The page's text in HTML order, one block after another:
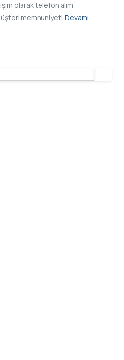
olarak telefon alım
memnuniyeti Devamı